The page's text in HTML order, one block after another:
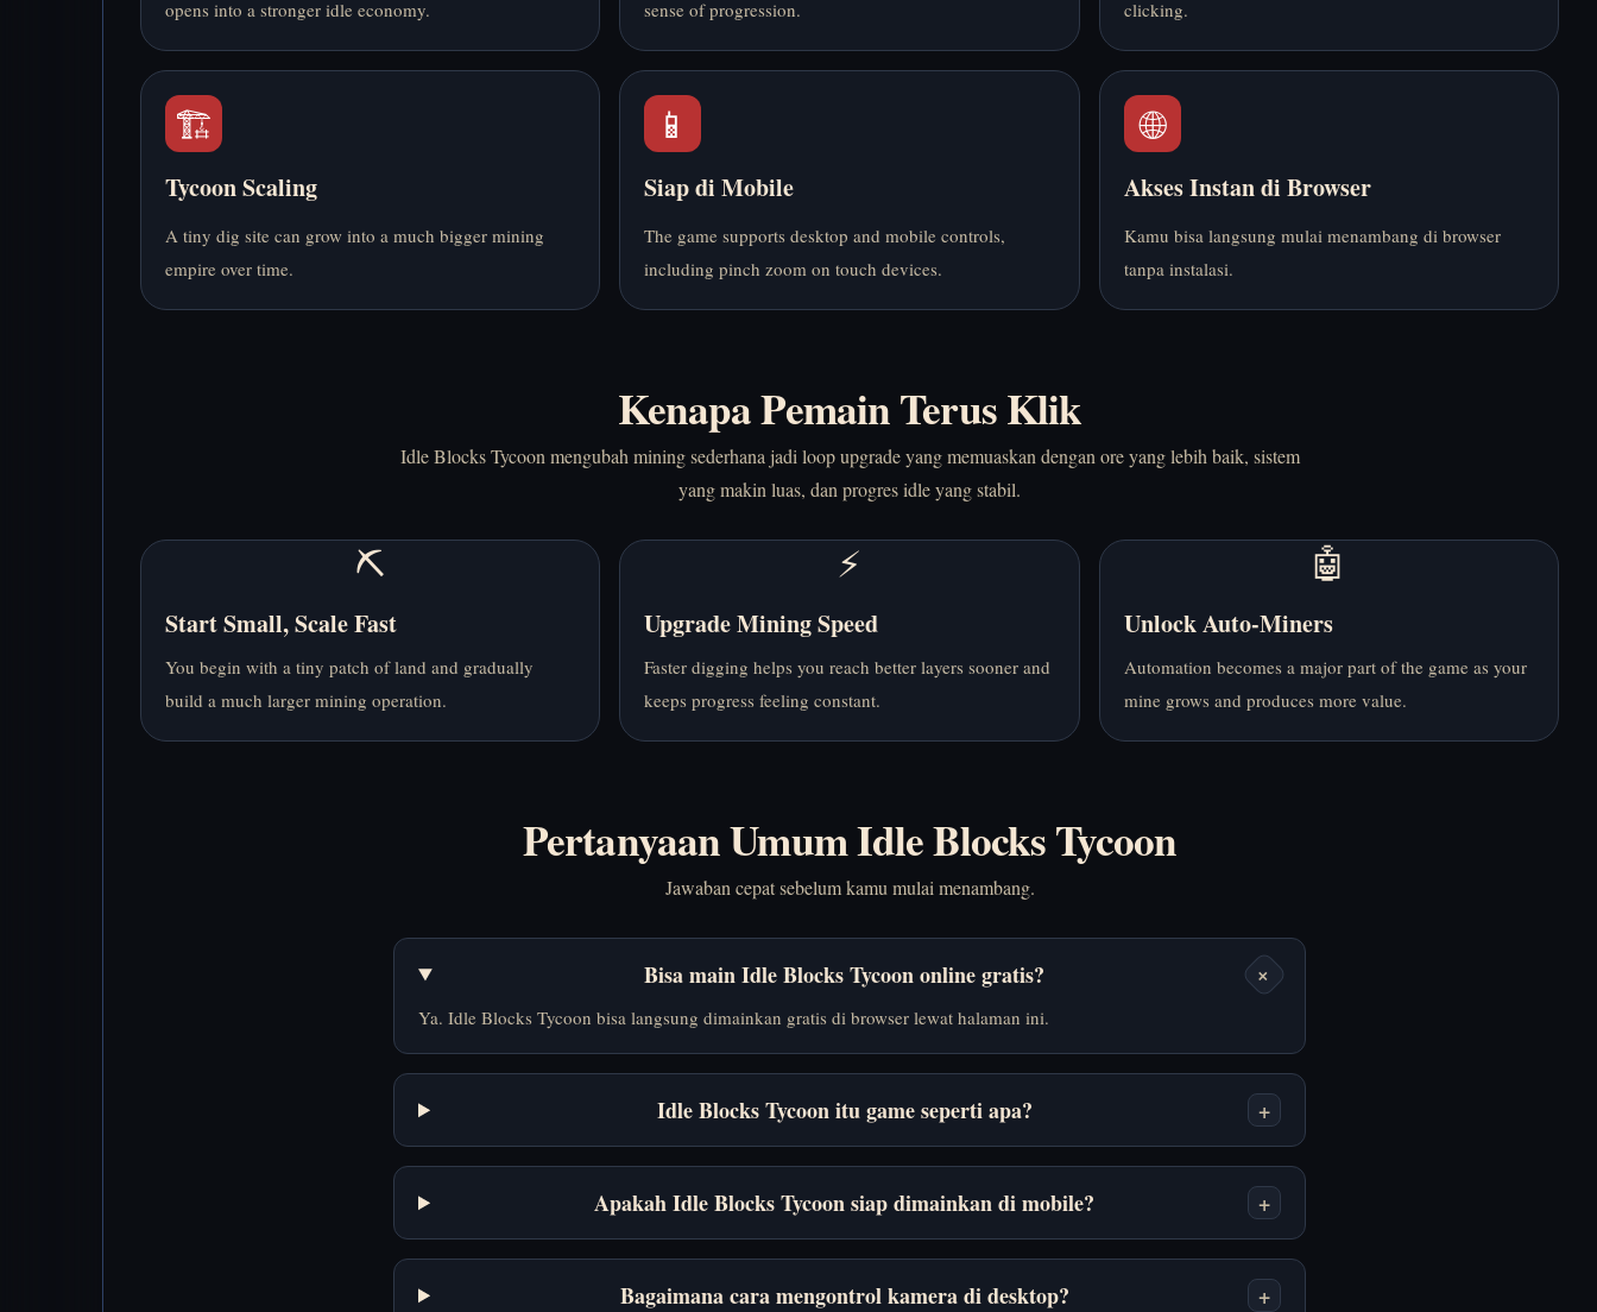
opens into a stronger idle economy.
sense of progression.
clicking.
🏗️
Tycoon Scaling
A tiny dig site can grow into a much bigger mining
empire over time.
📱
Siap di Mobile
The game supports desktop and mobile controls,
including pinch zoom on touch devices.
🌐
Akses Instan di Browser
Kamu bisa langsung mulai menambang di browser
tanpa instalasi.
Kenapa Pemain Terus Klik
Idle Blocks Tycoon mengubah mining sederhana jadi loop upgrade yang memuaskan dengan ore yang lebih baik, sistem
yang makin luas, dan progres idle yang stabil.
⛏️
Start Small, Scale Fast
You begin with a tiny patch of land and gradually
build a much larger mining operation.
⚡
Upgrade Mining Speed
Faster digging helps you reach better layers sooner and
keeps progress feeling constant.
🤖
Unlock Auto-Miners
Automation becomes a major part of the game as your
mine grows and produces more value.
Pertanyaan Umum Idle Blocks Tycoon
Jawaban cepat sebelum kamu mulai menambang.
Bisa main Idle Blocks Tycoon online gratis? +
Ya. Idle Blocks Tycoon bisa langsung dimainkan gratis di browser lewat halaman ini.
Idle Blocks Tycoon itu game seperti apa? +
Apakah Idle Blocks Tycoon siap dimainkan di mobile? +
Bagaimana cara mengontrol kamera di desktop? +